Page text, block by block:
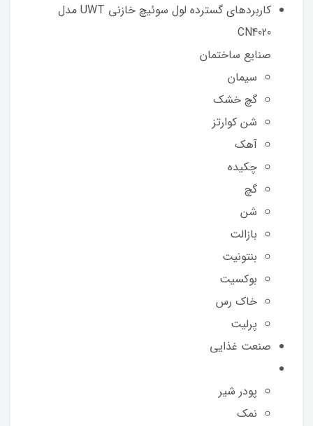
کاربرد‌های گسترده لول سوئیچ خازنی UWT مدل
CN4020
صنایع ساختمان
سیمان
گچ خشک
شن کوارتز
آهک
چکیده
گچ
شن
بازالت
بنتونیت
بوکسیت
خاک رس
پرلیت
صنعت غذایی
پودر شیر
نمک